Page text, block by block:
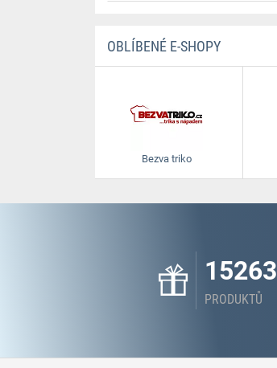
OBLÍBENÉ E-SHOPY
Bezva triko
15263
PRODUKTŮ